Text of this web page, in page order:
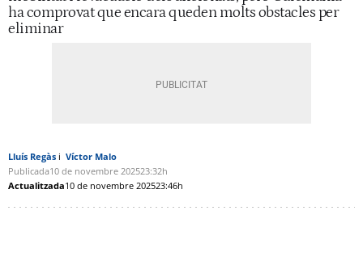
ha comprovat que encara queden molts obstacles per
eliminar
Lluís Regàs
Víctor Malo
Publicada10 de novembre 202523:32h
Actualitzada10 de novembre 202523:46h